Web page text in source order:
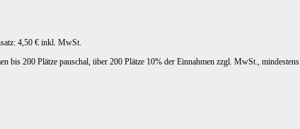
4,50 € inkl. MwSt.
bis 200 Plätze pauschal, über 200 Plätze 10% der Einnahmen zzgl. MwSt., mindestens